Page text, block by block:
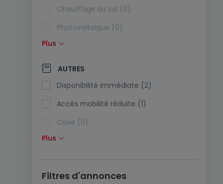
Chauffage au sol (0)
Photovoltaïque (0)
Panneaux solaires (0)
Pompe à chaleur (0)
Climatisation (0)
Fibre optique (0)
Plus
AUTRES
Disponibilité immédiate (2)
Accès mobilité réduite (1)
Cave (0)
Grenier (0)
Ascenseur (1)
Animaux acceptés (0)
Plus
Filtres d'annonces